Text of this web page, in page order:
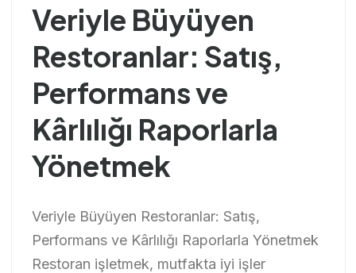
Veriyle Büyüyen
Restoranlar: Satış,
Performans ve
Kârlılığı Raporlarla
Yönetmek
Veriyle Büyüyen Restoranlar: Satış,
Performans ve Kârlılığı Raporlarla Yönetmek
Restoran işletmek, mutfakta iyi işler